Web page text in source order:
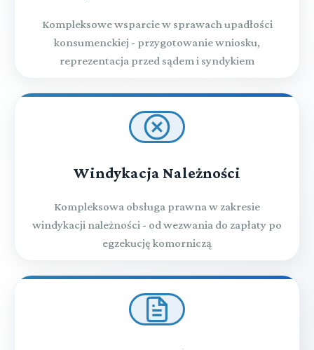
Kompleksowe wsparcie w sprawach upadłości
konsumenckiej - przygotowanie wniosku,
reprezentacja przed sądem i syndykiem
Windykacja Należności
Kompleksowa obsługa prawna w zakresie
windykacji należności - od wezwania do zapłaty po
egzekucję komorniczą